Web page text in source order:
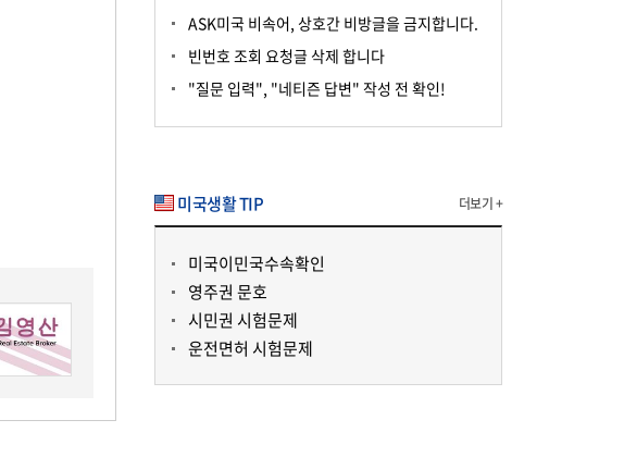
ASK미국 비속어, 상호간 비방글을 금지합니다.
빈번호 조회 요청글 삭제 합니다
"질문 입력", "네티즌 답변" 작성 전 확인!
미국생활 TIP 더보기 +
미국이민국수속확인
영주권 문호
시민권 시험문제
운전면허 시험문제